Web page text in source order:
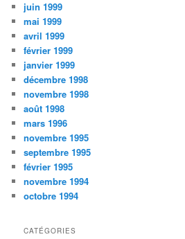
juin 1999
mai 1999
avril 1999
février 1999
janvier 1999
décembre 1998
novembre 1998
août 1998
mars 1996
novembre 1995
septembre 1995
février 1995
novembre 1994
octobre 1994
CATÉGORIES